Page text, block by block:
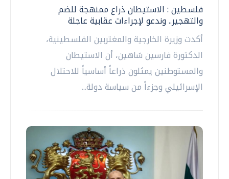
فلسطين : الاستيطان ذراع ممنهجة للضم
والتهجير.. وندعو لإجراءات عقابية عاجلة
أكدت وزيرة الخارجية والمغتربين الفلسطينية،
الدكتورة فارسين شاهين، أن الاستيطان
والمستوطنين يمثلون ذراعاً أساسياً للاحتلال
الإسرائيلي وجزءاً من سياسة دولة...